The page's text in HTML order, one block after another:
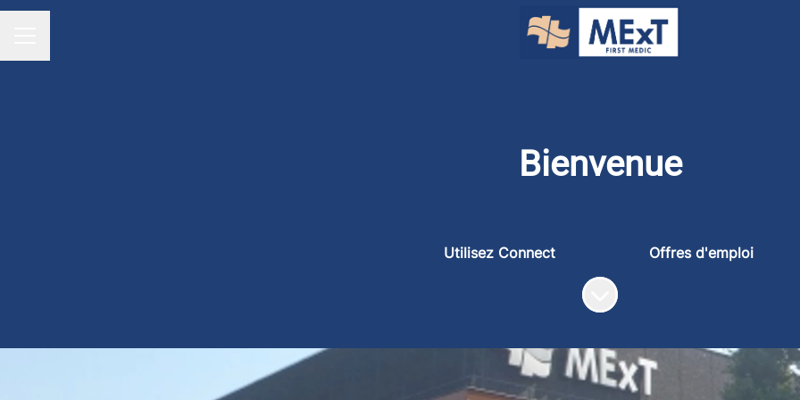
Bienvenue
Utilisez Connect
Offres d'emploi
Faire défiler jusqu'au contenu